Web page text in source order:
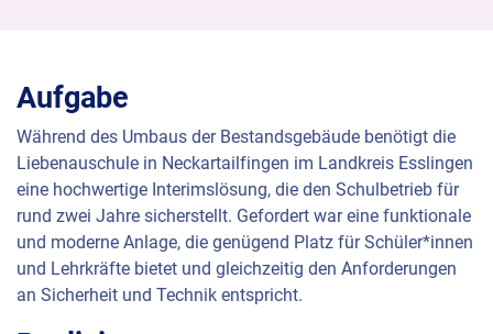
Aufgabe
Während des Umbaus der Bestandsgebäude benötigt die
Liebenauschule in Neckartailfingen im Landkreis Esslingen
eine hochwertige Interimslösung, die den Schulbetrieb für
rund zwei Jahre sicherstellt. Gefordert war eine funktionale
und moderne Anlage, die genügend Platz für Schüler*innen
und Lehrkräfte bietet und gleichzeitig den Anforderungen
an Sicherheit und Technik entspricht.